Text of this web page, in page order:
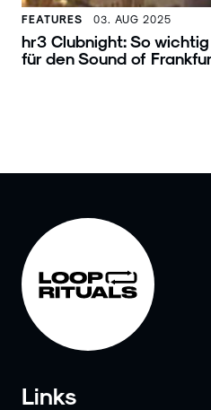
FEATURES 03. AUG 2025
hr3 Clubnight: So
für den Sound of
Links